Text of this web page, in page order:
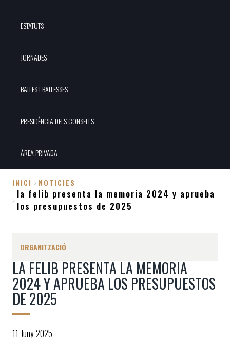
ESTATUTS
JORNADES
BATLES I BATLESSES
PRESIDÈNCIA DELS CONSELLS
ÀREA PRIVADA
Fil
d'Ariadna
INICI NOTICIES
la felib presenta la memoria 2024 y aprueba
los presupuestos de 2025
ORGANITZACIÓ
LA FELIB PRESENTA LA MEMORIA
2024 Y APRUEBA LOS PRESUPUESTOS
DE 2025
11-Juny-2025